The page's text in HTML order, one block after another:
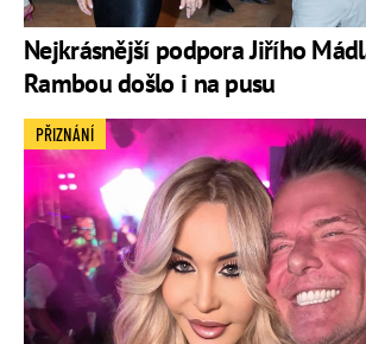
Nejkrásnější podpora Jiřího
Rambou došlo i na pusu
PŘIZNÁNÍ